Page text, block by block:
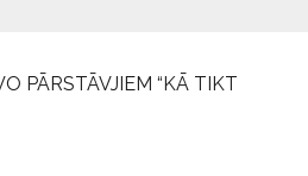
PĀRSTĀVJIEM “KĀ TIKT